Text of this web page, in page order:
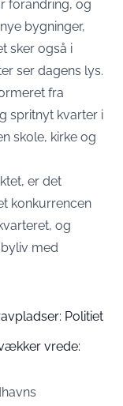
forandring, og
bygninger,
sker også i
ser dagens lys.
fra
spritnyt kvarter i
skole, kirke og
er det
konkurrencen
og
med
Politiet
vrede: